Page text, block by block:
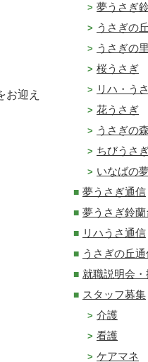
お迎え
夢うさぎ
うさぎの
うさぎの里
桜うさぎ
リハ・う
花うさぎ
うさぎの森
ちびうさ
いなばの
夢うさぎ通信
夢うさぎ鈴
リハうさ通信
うさぎの丘
就職説明会
スタッフ募集
介護
看護
ケアマネ